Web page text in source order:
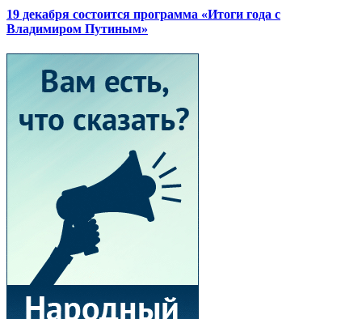
19 декабря состоится программа «Итоги года с
Владимиром Путиным»